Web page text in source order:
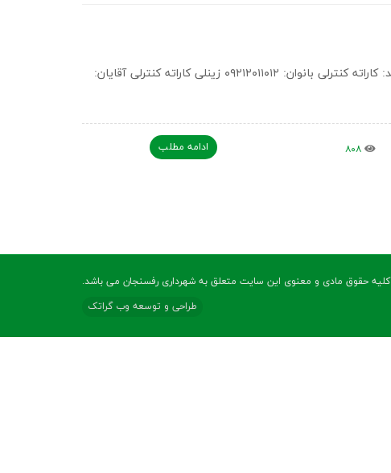
جهت ثبت نام با مسئولین برگزاری هر رشته تماس حاصل فرمایید: کاراته کنترلی بانوان: ۰۹۲۱۲۰۱۱۰۱۲ زینلی کاراته کنترلی آقایان:
ادامه مطلب
کلیه حقوق مادی و معنوی این سایت متعلق به شهرداری رفسنجان می باشد.
طراحی و توسعه وب گراتک